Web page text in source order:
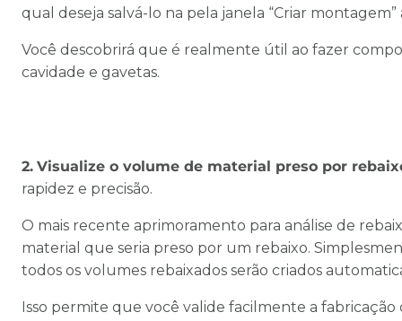
qual deseja salvá-lo na pela janela “Criar
Você descobrirá que é realmente útil ao fazer
cavidade e gavetas.
2. Visualize o volume de material preso por
rapidez e precisão.
O mais recente aprimoramento para análise de
material que seria preso por um rebaixo.
todos os volumes rebaixados serão criados
Isso permite que você valide facilmente a